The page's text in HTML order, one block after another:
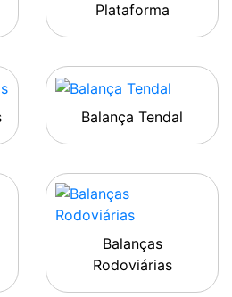
Plataforma
Balança Tendal
Balanças
Rodoviárias